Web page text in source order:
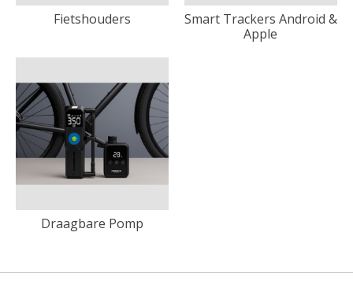
Fietshouders
Smart Trackers Android &
Apple
Draagbare Pomp